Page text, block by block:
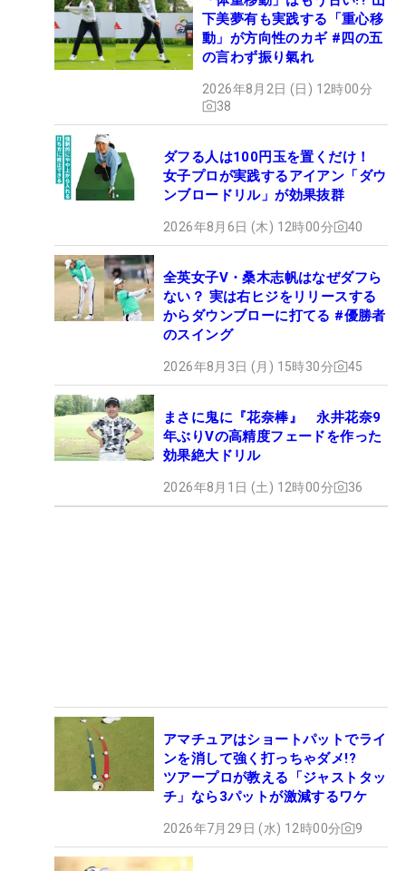
下美夢有も実践する「重心移
動」が方向性のカギ #四の五
の言わず振り氣れ
2026年8月2日 (日) 12時00分
38
ダフる人は100円玉を置くだけ！
女子プロが実践するアイアン「ダウ
ンブロードリル」が効果抜群
2026年8月6日 (木) 12時00分 40
全英女子V・桑木志帆はなぜダフら
ない？ 実は右ヒジをリリースする
からダウンブローに打てる #優勝者
のスイング
2026年8月3日 (月) 15時30分 45
まさに鬼に『花奈棒』 永井花奈9
年ぶりVの高精度フェードを作った
効果絶大ドリル
2026年8月1日 (土) 12時00分 36
アマチュアはショートパットでライ
ンを消して強く打っちゃダメ!?
ツアープロが教える「ジャストタッ
チ」なら3パットが激減するワケ
2026年7月29日 (水) 12時00分 9